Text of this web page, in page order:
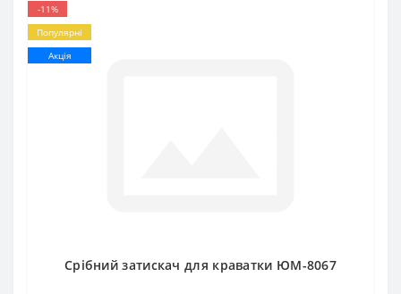
-11%
Популярні
Акція
Срібний затискач для краватки ЮМ-8067